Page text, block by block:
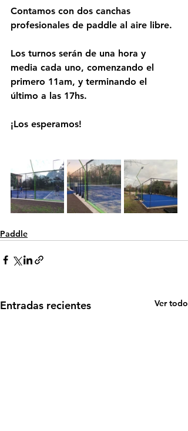
Contamos con dos canchas
profesionales de paddle al aire libre.
Los turnos serán de una hora y
media cada uno, comenzando el
primero 11am, y terminando el
último a las 17hs.
¡Los esperamos!
Paddle
Entradas recientes Ver todo